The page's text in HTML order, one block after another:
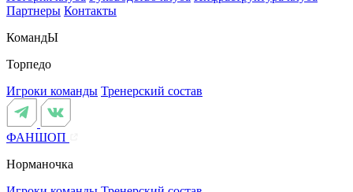
Партнеры Контакты
КомандЫ
Торпедо
Игроки команды Тренерский состав
ФАНШОП
Норманочка